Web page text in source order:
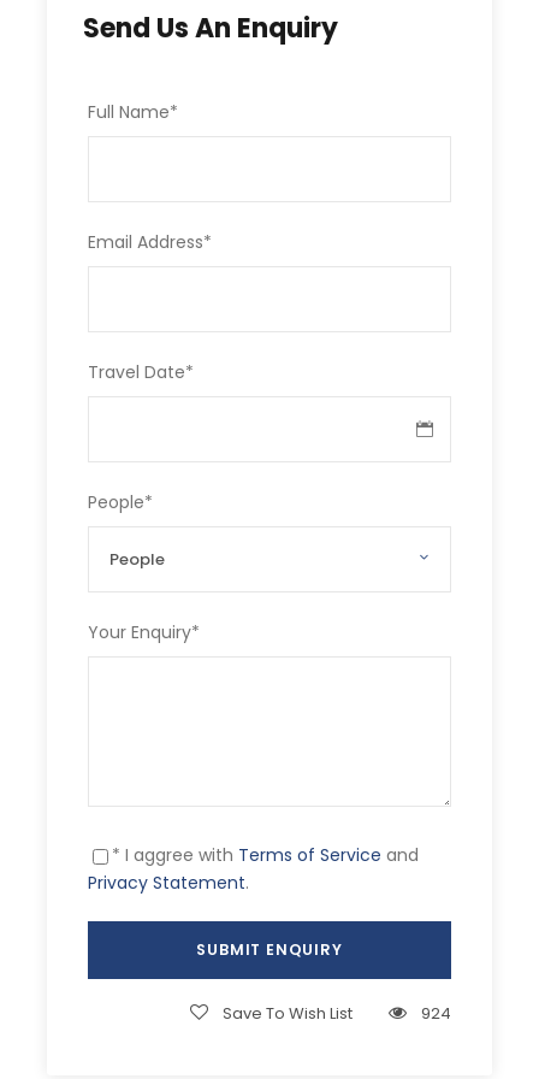
Send Us An Enquiry
Full Name*
Email Address*
Travel Date*
People*
Your Enquiry*
* I aggree with Terms of Service and
Privacy Statement.
Save To Wish List 924
and August.